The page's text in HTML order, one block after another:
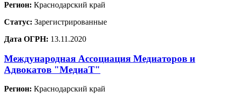
Регион: Краснодарский край
Статус: Зарегистрированные
Дата ОГРН: 13.11.2020
Международная Ассоциация Медиаторов и
Адвокатов "МедиаТ"
Регион: Краснодарский край